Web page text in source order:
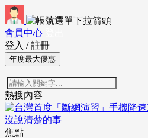
會員中心
登入 / 註冊
年度最大優惠
熱搜內容
焦點